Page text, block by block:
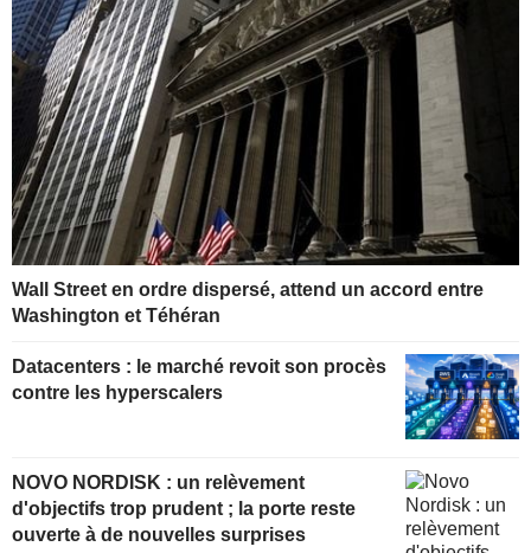
Wall Street en ordre dispersé, attend un accord entre
Washington et Téhéran
Datacenters : le marché revoit son procès
contre les hyperscalers
NOVO NORDISK : un relèvement
d'objectifs trop prudent ; la porte reste
ouverte à de nouvelles surprises